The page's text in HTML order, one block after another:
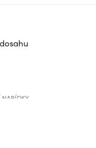
NABÍDKY